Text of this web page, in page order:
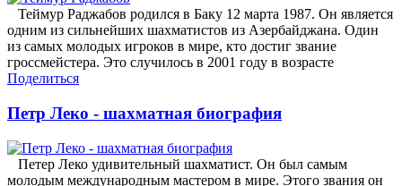
Теймур Раджабов родился в Баку 12 марта 1987. Он является
одним из сильнейших шахматистов из Азербайджана. Один
из самых молодых игроков в мире, кто достиг звание
гроссмейстера. Это случилось в 2001 году в возрасте
Поделиться
Петр Леко - шахматная биография
Петер Леко удивительный шахматист. Он был самым
молодым международным мастером в мире. Этого звания он